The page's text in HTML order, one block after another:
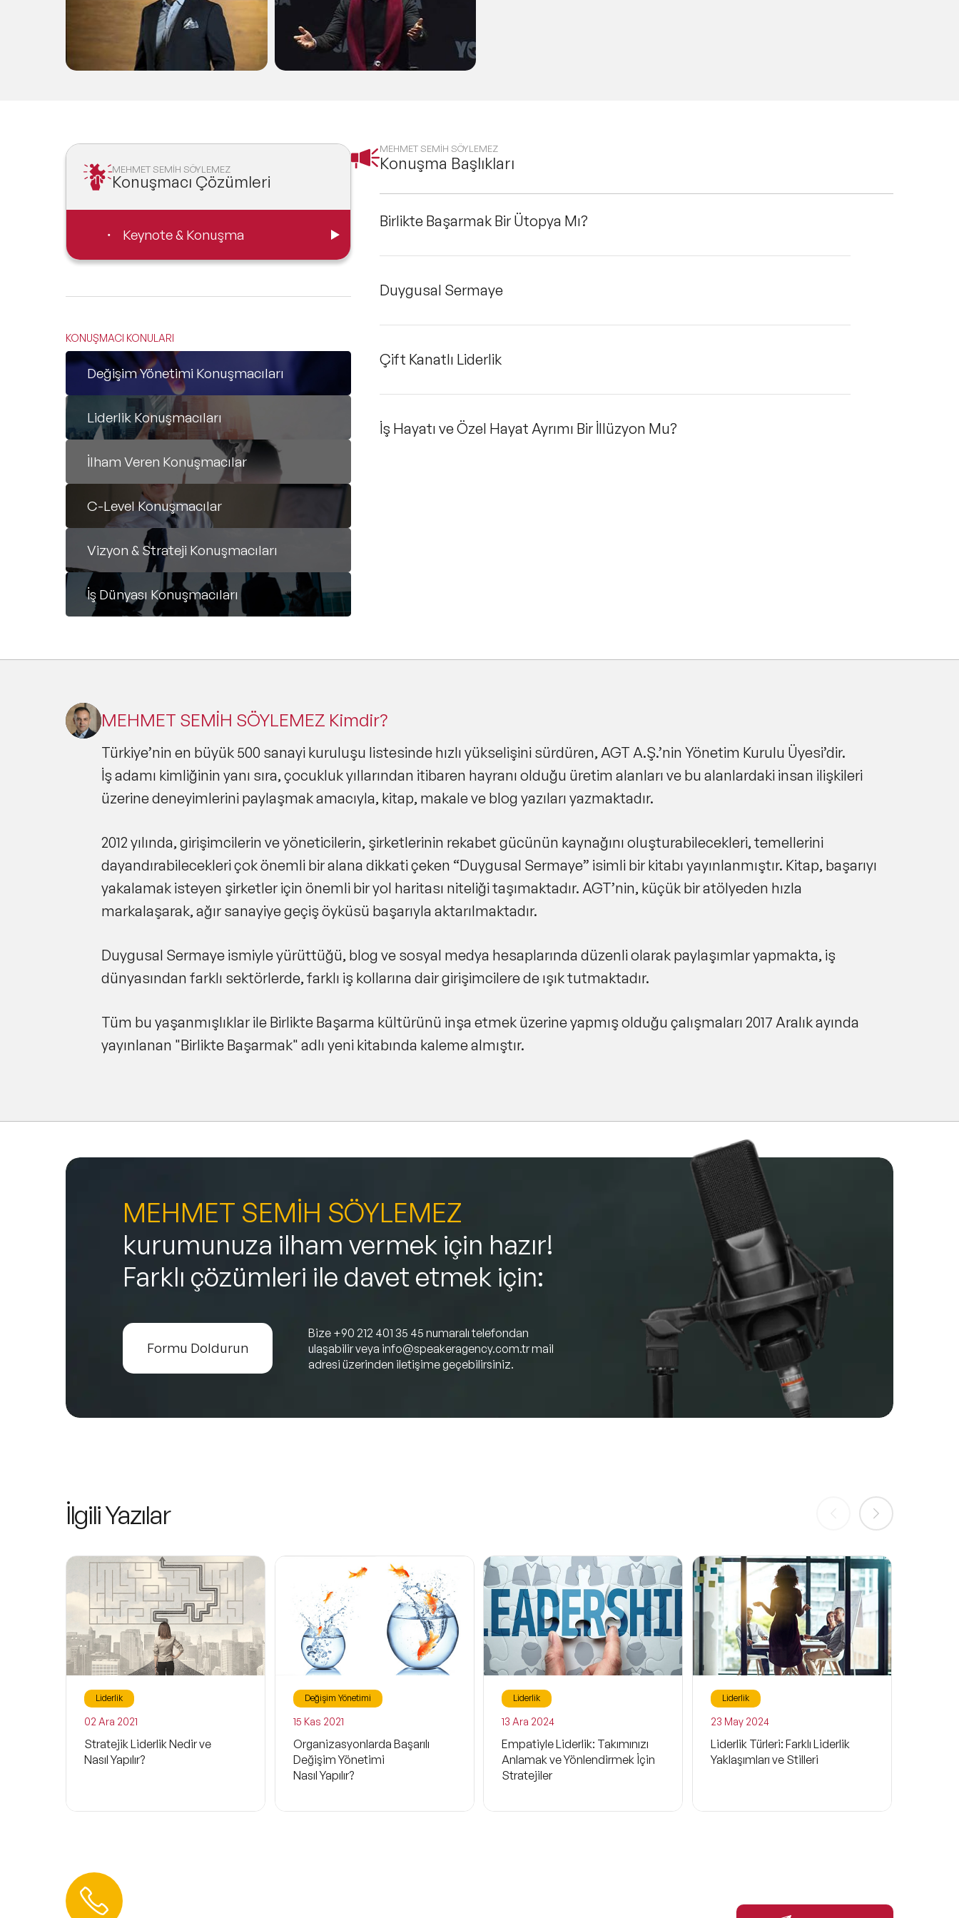
MEHMET SEMİH SÖYLEMEZ
Konuşmacı Çözümleri
Keynote & Konuşma
KONUŞMACI KONULARI
Değişim Yönetimi Konuşmacıları
Liderlik Konuşmacıları
İlham Veren Konuşmacılar
C-Level Konuşmacılar
Vizyon & Strateji Konuşmacıları
İş Dünyası Konuşmacıları
MEHMET SEMİH SÖYLEMEZ
Konuşma Başlıkları
Birlikte Başarmak Bir Ütopya Mı?
Duygusal Sermaye
Çift Kanatlı Liderlik
İş Hayatı ve Özel Hayat Ayrımı Bir İllüzyon Mu?
MEHMET SEMİH SÖYLEMEZ Kimdir?
Türkiye’nin en büyük 500 sanayi kuruluşu listesinde hızlı yükselişini sürdüren, AGT A.Ş.’nin Yönetim Kurulu Üyesi’dir.
İş adamı kimliğinin yanı sıra, çocukluk yıllarından itibaren hayranı olduğu üretim alanları ve bu alanlardaki insan ilişkileri
üzerine deneyimlerini paylaşmak amacıyla, kitap, makale ve blog yazıları yazmaktadır.
2012 yılında, girişimcilerin ve yöneticilerin, şirketlerinin rekabet gücünün kaynağını oluşturabilecekleri, temellerini
dayandırabilecekleri çok önemli bir alana dikkati çeken “Duygusal Sermaye” isimli bir kitabı yayınlanmıştır. Kitap, başarıyı
yakalamak isteyen şirketler için önemli bir yol haritası niteliği taşımaktadır. AGT’nin, küçük bir atölyeden hızla
markalaşarak, ağır sanayiye geçiş öyküsü başarıyla aktarılmaktadır.
Duygusal Sermaye ismiyle yürüttüğü, blog ve sosyal medya hesaplarında düzenli olarak paylaşımlar yapmakta, iş
dünyasından farklı sektörlerde, farklı iş kollarına dair girişimcilere de ışık tutmaktadır.
Tüm bu yaşanmışlıklar ile Birlikte Başarma kültürünü inşa etmek üzerine yapmış olduğu çalışmaları 2017 Aralık ayında
yayınlanan "Birlikte Başarmak" adlı yeni kitabında kaleme almıştır.
MEHMET SEMİH SÖYLEMEZ
kurumunuza ilham vermek için hazır!
Farklı çözümleri ile davet etmek için:
Formu Doldurun
Bize +90 212 401 35 45 numaralı telefondan
ulaşabilir veya info@speakeragency.com.trmail
adresi üzerinden iletişime geçebilirsiniz.
İlgili Yazılar
Liderlik
02 Ara 2021
Stratejik Liderlik Nedir ve
Nasıl Yapılır?
Değişim Yönetimi
15 Kas 2021
Organizasyonlarda Başarılı
Değişim Yönetimi
Nasıl Yapılır?
Liderlik
13 Ara 2024
Empatiyle Liderlik: Takımınızı
Anlamak ve Yönlendirmek İçin
Stratejiler
Liderlik
23 May 2024
Liderlik Türleri: Farklı Liderlik
Yaklaşımları ve Stilleri